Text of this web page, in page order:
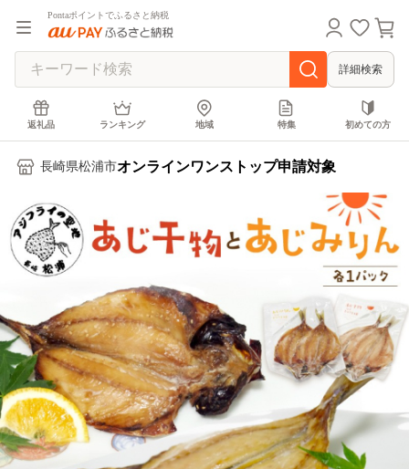
Pontaポイントでふるさと納税
詳細検索
返礼品 ランキング 地域 特集 初めての方
長崎県松浦市オンラインワンストップ申請対象